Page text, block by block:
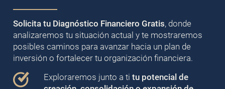
Solicita tu Diagnóstico Financiero Gratis, donde
analizaremos tu situación actual y te mostraremos
posibles caminos para avanzar hacia un plan de
inversión o fortalecer tu organización financiera.
Exploraremos junto a ti tu potencial de